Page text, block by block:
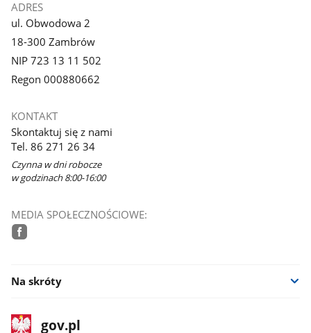
ADRES
ul. Obwodowa 2
18-300 Zambrów
NIP 723 13 11 502
Regon 000880662
KONTAKT
Skontaktuj się z nami
Tel. 86 271 26 34
Czynna w dni robocze
w godzinach 8:00-16:00
MEDIA SPOŁECZNOŚCIOWE:
Na skróty
stopkaStrona
gov.pl